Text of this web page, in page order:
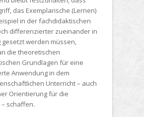
das Exemplarische (Lernen)
in der fachdidaktischen
differenzierter zueinander in
gesetzt werden müssen,
die theoretischen
Grundlagen für eine
Anwendung in dem
Unterricht – auch
Orientierung für die
schaffen.